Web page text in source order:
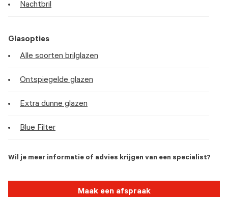
Nachtbril
Glasopties
Alle soorten brilglazen
Ontspiegelde glazen
Extra dunne glazen
Blue Filter
Wil je meer informatie of advies krijgen van een specialist?
Maak een afspraak